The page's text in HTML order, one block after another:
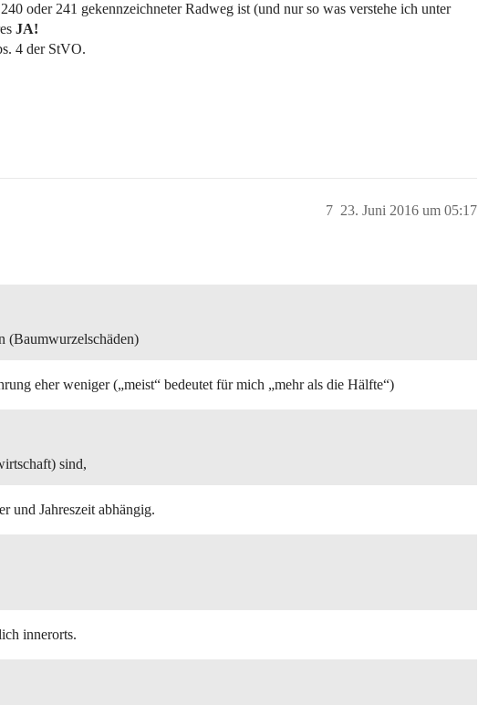
oder 241 gekennzeichneter Radweg ist (und nur so was verstehe ich unter
JA!
4 der StVO.
23. Juni 2016 um 05:17
7
(Baumwurzelschäden)
eher weniger („meist“ bedeutet für mich „mehr als die Hälfte“)
sind,
und Jahreszeit abhängig.
innerorts.